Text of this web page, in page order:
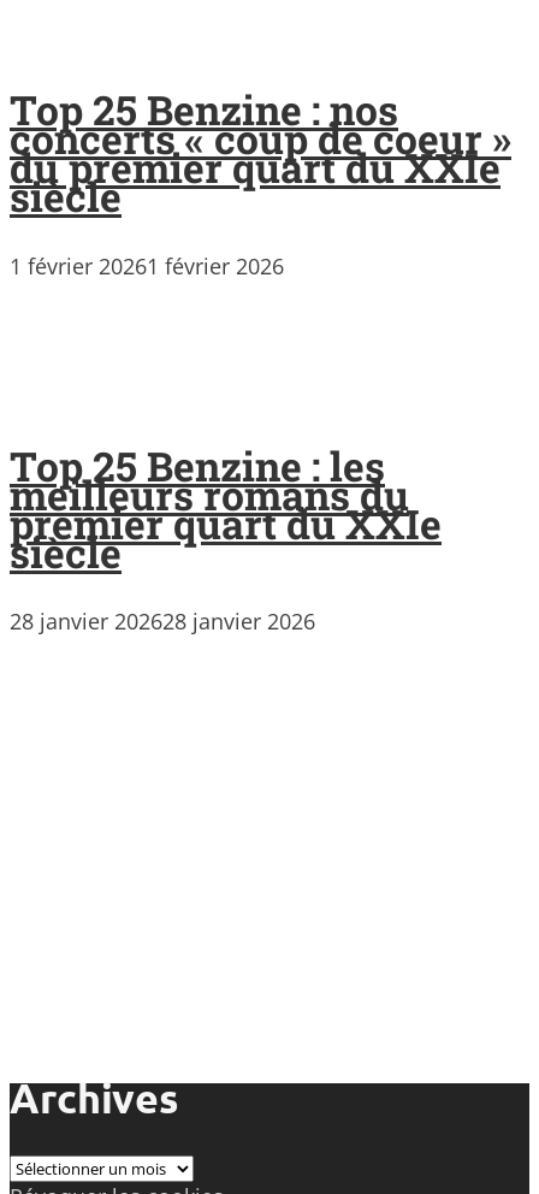
Top 25 Benzine : nos
concerts « coup de coeur »
du premier quart du XXIe
siècle
1 février 20261 février 2026
Top 25 Benzine : les
meilleurs romans du
premier quart du XXIe
siècle
28 janvier 202628 janvier 2026
Archives
Archives